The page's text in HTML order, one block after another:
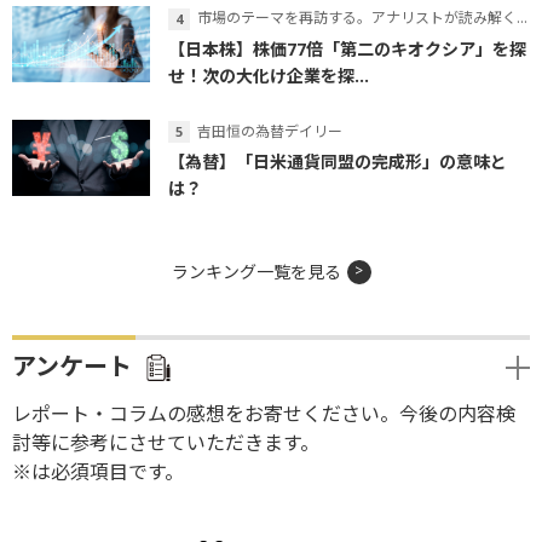
市場のテーマを再訪する。アナリストが読み解くテーマの本質
【日本株】株価77倍「第二のキオクシア」を探
せ！次の大化け企業を探...
吉田恒の為替デイリー
【為替】「日米通貨同盟の完成形」の意味と
は？
ランキング一覧を見る
アンケート
レポート・コラムの感想をお寄せください。今後の内容検
討等に参考にさせていただきます。
※は必須項目です。